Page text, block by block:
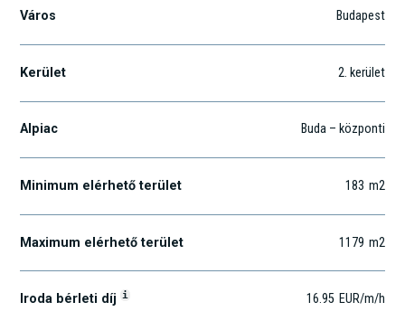
Város Budapest
Kerület 2. kerület
Alpiac Buda – központi
Minimum elérhető terület 183 m2
Maximum elérhető terület 1179 m2
Iroda bérleti díj i 16.95 EUR/m/h